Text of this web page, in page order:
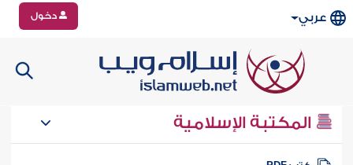
عربي دخول
المكتبة الإسلامية